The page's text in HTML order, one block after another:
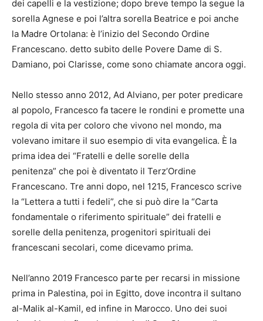
dei capelli e la vestizione; dopo breve tempo la segue la
sorella Agnese e poi l’altra sorella Beatrice e poi anche
la Madre Ortolana: è l’inizio del Secondo Ordine
Francescano. detto subito delle Povere Dame di S.
Damiano, poi Clarisse, come sono chiamate ancora oggi.
Nello stesso anno 2012, Ad Alviano, per poter predicare
al popolo, Francesco fa tacere le rondini e promette una
regola di vita per coloro che vivono nel mondo, ma
volevano imitare il suo esempio di vita evangelica. È la
prima idea dei “Fratelli e delle sorelle della
penitenza” che poi è diventato il Terz’Ordine
Francescano. Tre anni dopo, nel 1215, Francesco scrive
la “Lettera a tutti i fedeli”, che si può dire la “Carta
fondamentale o riferimento spirituale” dei fratelli e
sorelle della penitenza, progenitori spirituali dei
francescani secolari, come dicevamo prima.
Nell’anno 2019 Francesco parte per recarsi in missione
prima in Palestina, poi in Egitto, dove incontra il sultano
al-Malik al-Kamil, ed infine in Marocco. Uno dei suoi